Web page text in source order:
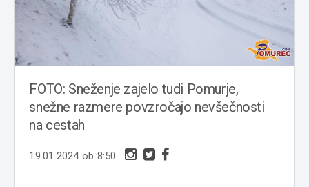
FOTO: Sneženje zajelo tudi Pomurje,
snežne razmere povzročajo nevšečnosti
na cestah
19.01.2024 ob 8:50